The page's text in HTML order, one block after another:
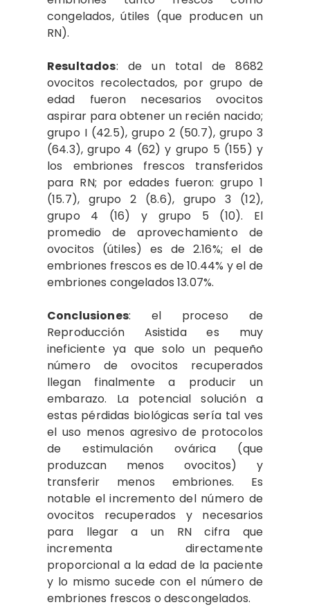
congelados, útiles (que producen un
RN).
Resultados: de un total de 8682
ovocitos recolectados, por grupo de
edad fueron necesarios ovocitos
aspirar para obtener un recién nacido;
grupo I (42.5), grupo 2 (50.7), grupo 3
(64.3), grupo 4 (62) y grupo 5 (155) y
los embriones frescos transferidos
para RN; por edades fueron: grupo 1
(15.7), grupo 2 (8.6), grupo 3 (12),
grupo 4 (16) y grupo 5 (10). El
promedio de aprovechamiento de
ovocitos (útiles) es de 2.16%; el de
embriones frescos es de 10.44% y el de
embriones congelados 13.07%.
Conclusiones: el proceso de
Reproducción Asistida es muy
ineficiente ya que solo un pequeño
número de ovocitos recuperados
llegan finalmente a producir un
embarazo. La potencial solución a
estas pérdidas biológicas sería tal ves
el uso menos agresivo de protocolos
de estimulación ovárica (que
produzcan menos ovocitos) y
transferir menos embriones. Es
notable el incremento del número de
ovocitos recuperados y necesarios
para llegar a un RN cifra que
incrementa directamente
proporcional a la edad de la paciente
y lo mismo sucede con el número de
embriones frescos o descongelados.